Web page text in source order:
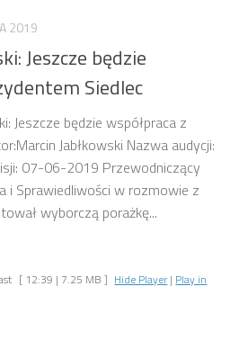
2019
Jeszcze będzie
Siedlec
Jeszcze będzie współpraca z
Jabłkowski Nazwa audycji:
07-06-2019 Przewodniczący
i Sprawiedliwości w rozmowie z
wyborczą porażkę...
[ 12:39 | 7.25 MB ] Hide Player | Play in